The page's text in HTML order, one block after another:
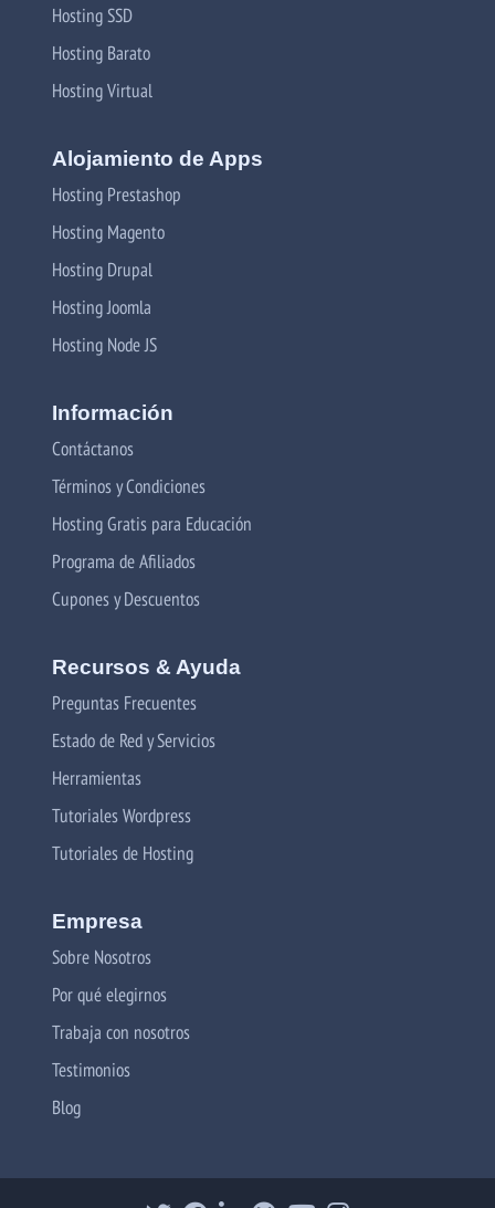
Hosting SSD
Hosting Barato
Hosting Virtual
Alojamiento de Apps
Hosting Prestashop
Hosting Magento
Hosting Drupal
Hosting Joomla
Hosting Node JS
Información
Contáctanos
Términos y Condiciones
Hosting Gratis para Educación
Programa de Afiliados
Cupones y Descuentos
Recursos & Ayuda
Preguntas Frecuentes
Estado de Red y Servicios
Herramientas
Tutoriales Wordpress
Tutoriales de Hosting
Empresa
Sobre Nosotros
Por qué elegirnos
Trabaja con nosotros
Testimonios
Blog